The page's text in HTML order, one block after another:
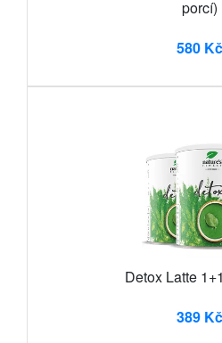
porcí)
580 Kč
Detox Latte
389 Kč